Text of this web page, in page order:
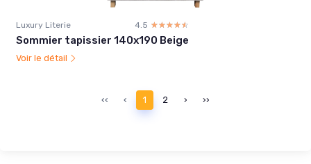
Luxury Literie 4.5 ☆☆☆☆☆
★★★★★
Sommier tapissier 140x190 Beige
Voir le détail
‹‹ ‹ 1 2 › ››